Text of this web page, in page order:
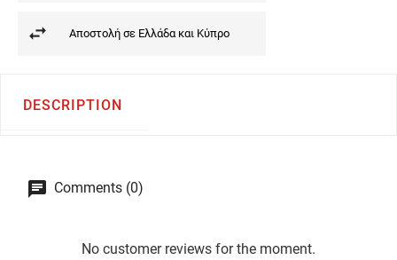
Αποστολή σε Ελλάδα και Κύπρο
DESCRIPTION
Comments (0)
No customer reviews for the moment.